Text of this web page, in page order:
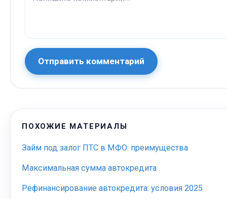
Отправить комментарий
ПОХОЖИЕ МАТЕРИАЛЫ
Займ под залог ПТС в МФО: преимущества
Максимальная сумма автокредита
Рефинансирование автокредита: условия 2025